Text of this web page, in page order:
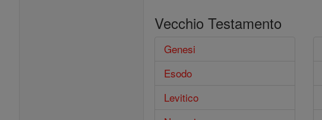
Vecchio Testamento
Genesi
Esodo
Levitico